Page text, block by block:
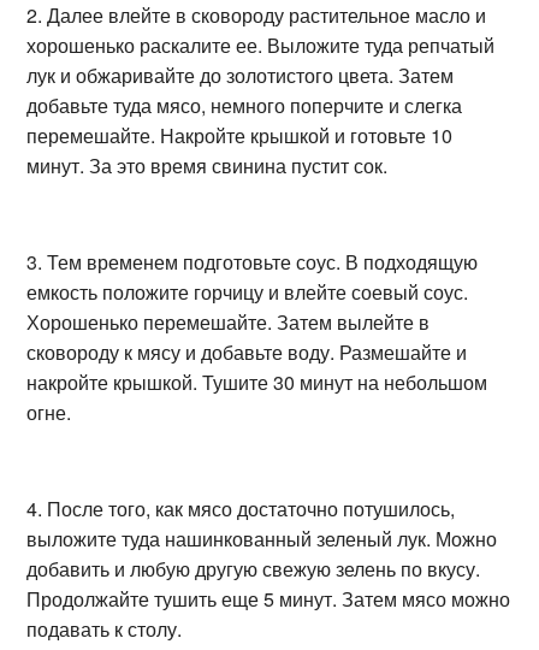
2. Далее влейте в сковороду растительное масло и
хорошенько раскалите ее. Выложите туда репчатый
лук и обжаривайте до золотистого цвета. Затем
добавьте туда мясо, немного поперчите и слегка
перемешайте. Накройте крышкой и готовьте 10
минут. За это время свинина пустит сок.
3. Тем временем подготовьте соус. В подходящую
емкость положите горчицу и влейте соевый соус.
Хорошенько перемешайте. Затем вылейте в
сковороду к мясу и добавьте воду. Размешайте и
накройте крышкой. Тушите 30 минут на небольшом
огне.
4. После того, как мясо достаточно потушилось,
выложите туда нашинкованный зеленый лук. Можно
добавить и любую другую свежую зелень по вкусу.
Продолжайте тушить еще 5 минут. Затем мясо можно
подавать к столу.